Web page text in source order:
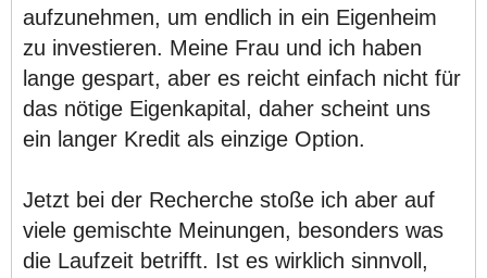
aufzunehmen, um endlich in ein Eigenheim
zu investieren. Meine Frau und ich haben
lange gespart, aber es reicht einfach nicht für
das nötige Eigenkapital, daher scheint uns
ein langer Kredit als einzige Option.
Jetzt bei der Recherche stoße ich aber auf
viele gemischte Meinungen, besonders was
die Laufzeit betrifft. Ist es wirklich sinnvoll,